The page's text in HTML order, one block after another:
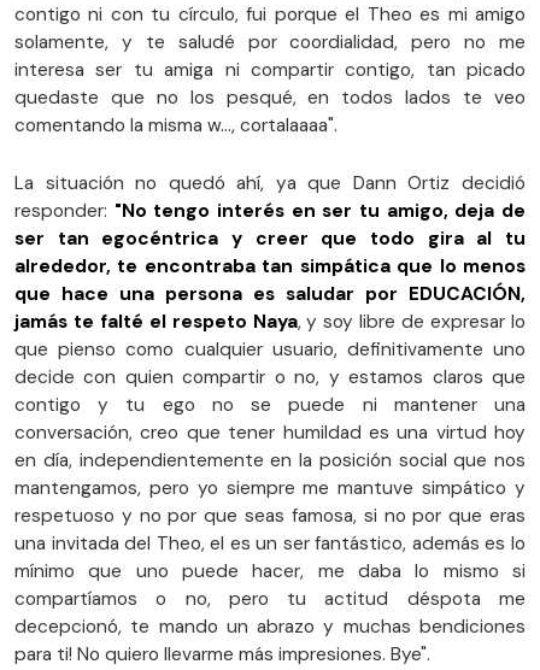
contigo ni con tu círculo, fui porque el Theo es mi amigo
solamente, y te saludé por coordialidad, pero no me
interesa ser tu amiga ni compartir contigo, tan picado
quedaste que no los pesqué, en todos lados te veo
comentando la misma w..., cortalaaaa".
La situación no quedó ahí, ya que Dann Ortiz decidió
responder: "No tengo interés en ser tu amigo, deja de
ser tan egocéntrica y creer que todo gira al tu
alrededor, te encontraba tan simpática que lo menos
que hace una persona es saludar por EDUCACIÓN,
jamás te falté el respeto Naya, y soy libre de expresar lo
que pienso como cualquier usuario, definitivamente uno
decide con quien compartir o no, y estamos claros que
contigo y tu ego no se puede ni mantener una
conversación, creo que tener humildad es una virtud hoy
en día, independientemente en la posición social que nos
mantengamos, pero yo siempre me mantuve simpático y
respetuoso y no por que seas famosa, si no por que eras
una invitada del Theo, el es un ser fantástico, además es lo
mínimo que uno puede hacer, me daba lo mismo si
compartíamos o no, pero tu actitud déspota me
decepcionó, te mando un abrazo y muchas bendiciones
para ti! No quiero llevarme más impresiones. Bye".